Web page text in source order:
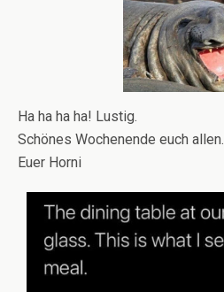
Ha ha ha ha! Lustig.
Schönes Wochenende euch allen.
Euer Horni